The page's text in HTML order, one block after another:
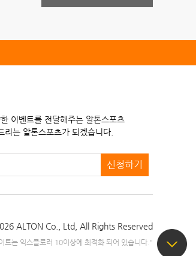
이벤트를 전달해주는 알톤스포츠
는 알톤스포츠가 되겠습니다.
신청하기
ALTON Co., Ltd, All Rights Reserved
트는 익스플로러 10이상에 최적화 되어 있습니다."